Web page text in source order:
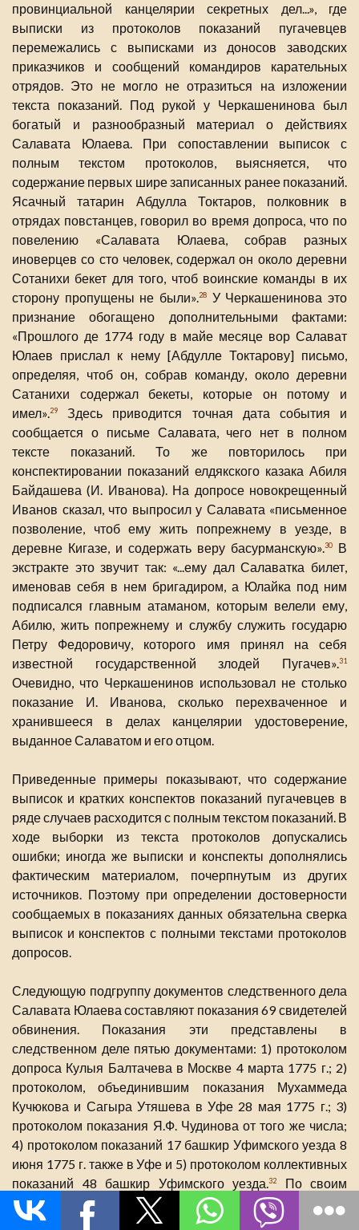
провинциальной канцелярии секретных дел...», где
выписки из протоколов показаний пугачевцев
перемежались с выписками из доносов заводских
приказчиков и сообщений командиров карательных
отрядов. Это не могло не отразиться на изложении
текста показаний. Под рукой у Черкашенинова был
богатый и разнообразный материал о действиях
Салавата Юлаева. При сопоставлении выписок с
полным текстом протоколов, выясняется, что
содержание первых шире записанных ранее показаний.
Ясачный татарин Абдулла Токтаров, полковник в
отрядах повстанцев, говорил во время допроса, что по
повелению «Салавата Юлаева, собрав разных
иноверцев со сто человек, содержал он около деревни
Сотанихи бекет для того, чтоб воинские команды в их
сторону пропущены не были».28
У Черкашенинова это
признание обогащено дополнительными фактами:
«Прошлого де 1774 году в майе месяце вор Салават
Юлаев прислал к нему [Абдулле Токтарову] письмо,
определяя, чтоб он, собрав команду, около деревни
Сатанихи содержал бекеты, которые он потому и
имел».29
Здесь приводится точная дата события и
сообщается о письме Салавата, чего нет в полном
тексте показаний. То же повторилось при
конспектировании показаний елдякского казака Абиля
Байдашева (И. Иванова). На допросе новокрещенный
Иванов сказал, что выпросил у Салавата «письменное
позволение, чтоб ему жить попрежнему в уезде, в
деревне Кигазе, и содержать веру басурманскую».30
В
экстракте это звучит так: «...ему дал Салаватка билет,
именовав себя в нем бригадиром, а Юлайка под ним
подписался главным атаманом, которым велели ему,
Абилю, жить попрежнему и службу служить государю
Петру Федоровичу, которого имя принял на себя
известной государственной злодей Пугачев».31
Очевидно, что Черкашенинов использовал не столько
показание И. Иванова, сколько перехваченное и
хранившееся в делах канцелярии удостоверение,
выданное Салаватом и его отцом.
Приведенные примеры показывают, что содержание
выписок и кратких конспектов показаний пугачевцев в
ряде случаев расходится с полным текстом показаний. В
ходе выборки из текста протоколов допускались
ошибки; иногда же выписки и конспекты дополнялись
фактическим материалом, почерпнутым из других
источников. Поэтому при определении достоверности
сообщаемых в показаниях данных обязательна сверка
выписок и конспектов с полными текстами протоколов
допросов.
Следующую подгруппу документов следственного дела
Салавата Юлаева составляют показания 69 свидетелей
обвинения. Показания эти представлены в
следственном деле пятью документами: 1) протоколом
допроса Кулыя Балтачева в Москве 4 марта 1775 г.; 2)
протоколом, объединившим показания Мухаммеда
Кучюкова и Сагыра Утяшева в Уфе 28 мая 1775 г.; 3)
протоколом показания Я.Ф. Чудинова от того же числа;
4) протоколом показаний 17 башкир Уфимского уезда 8
июня 1775 г. также в Уфе и 5) протоколом коллективных
показаний 48 башкир Уфимского уезда.32
По своим
формулярам тексты свидетельских показаний не
отличаются от формуляров протокольных записей